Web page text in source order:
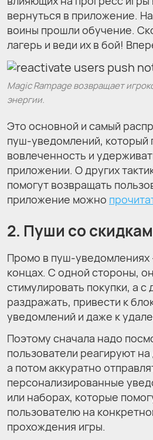
вернуться в приложение.
воины прошли обучение.
лагерь и веди их в бой!
Magic Rampage возвращает
энергии.
Это основной и самый
пуш-уведомлений, который
вовлеченность и
приложении. О других
помогут возвращать
приложение можно
2. Пуши со
Промо в пуш-уведомлениях
концах. С одной стороны,
стимулировать покупки, а с
раздражать, привести к
уведомлений и даже к
Поэтому сначала надо
пользователи реагируют
а потом аккуратно
персонализированные
или наборах, которые
пользователю на
прохождения игры.